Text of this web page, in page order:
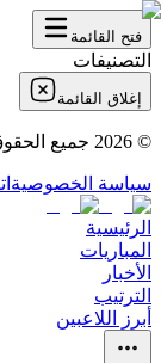
فتح القائمة
التصنيفات
إغلاق القائمة
©
2026 جميع
سياسة الخصوصية
الرئيسية
المباريات
الأخبار
الترتيب
أبرز اللاعبين